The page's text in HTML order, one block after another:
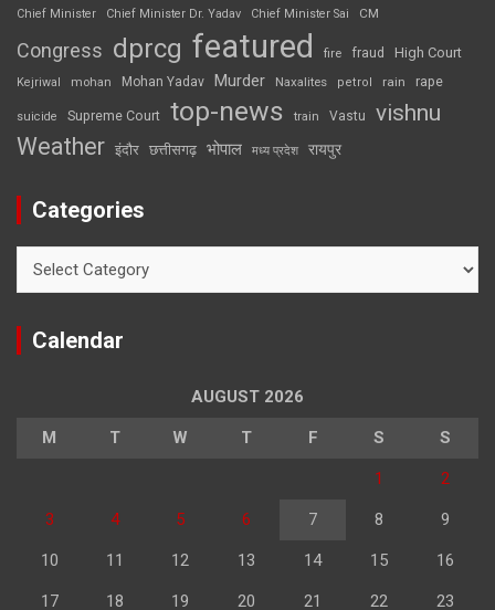
Chief Minister
Chief Minister Dr. Yadav Chief Minister Sai CM
Congress dprcg featured fire fraud High Court
Kejriwal mohan Mohan Yadav Murder Naxalites petrol rain rape
suicide Supreme Court top-news train Vastu vishnu
Weather इंदौर छत्तीसगढ़ भोपाल मध्य प्रदेश रायपुर
Categories
Calendar
AUGUST 2026
M T W T F S S
1 2
3 4 5 6 7 8 9
10 11 12 13 14 15 16
17 18 19 20 21 22 23